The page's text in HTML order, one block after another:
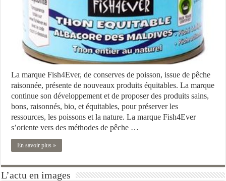
La marque Fish4Ever, de conserves de poisson, issue de pêche
raisonnée, présente de nouveaux produits équitables. La marque
continue son développement et de proposer des produits sains,
bons, raisonnés, bio, et équitables, pour préserver les
ressources, les poissons et la nature. La marque Fish4Ever
s’oriente vers des méthodes de pêche …
En savoir plus »
L’actu en images